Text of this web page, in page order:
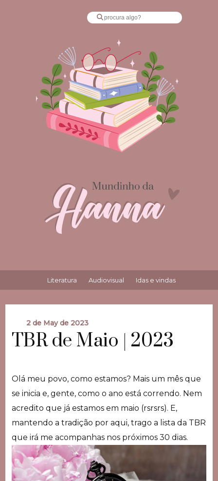
Literatura Audiovisual Idas e vindas
2 de May de 2023
TBR de Maio | 2023
Olá meu povo, como estamos? Mais um mês que
se inicia e, gente, como o ano está correndo. Nem
acredito que já estamos em maio (rsrsrs). E,
mantendo a tradição por aqui, trago a lista da TBR
que irá me acompanhas nos próximos 30 dias.